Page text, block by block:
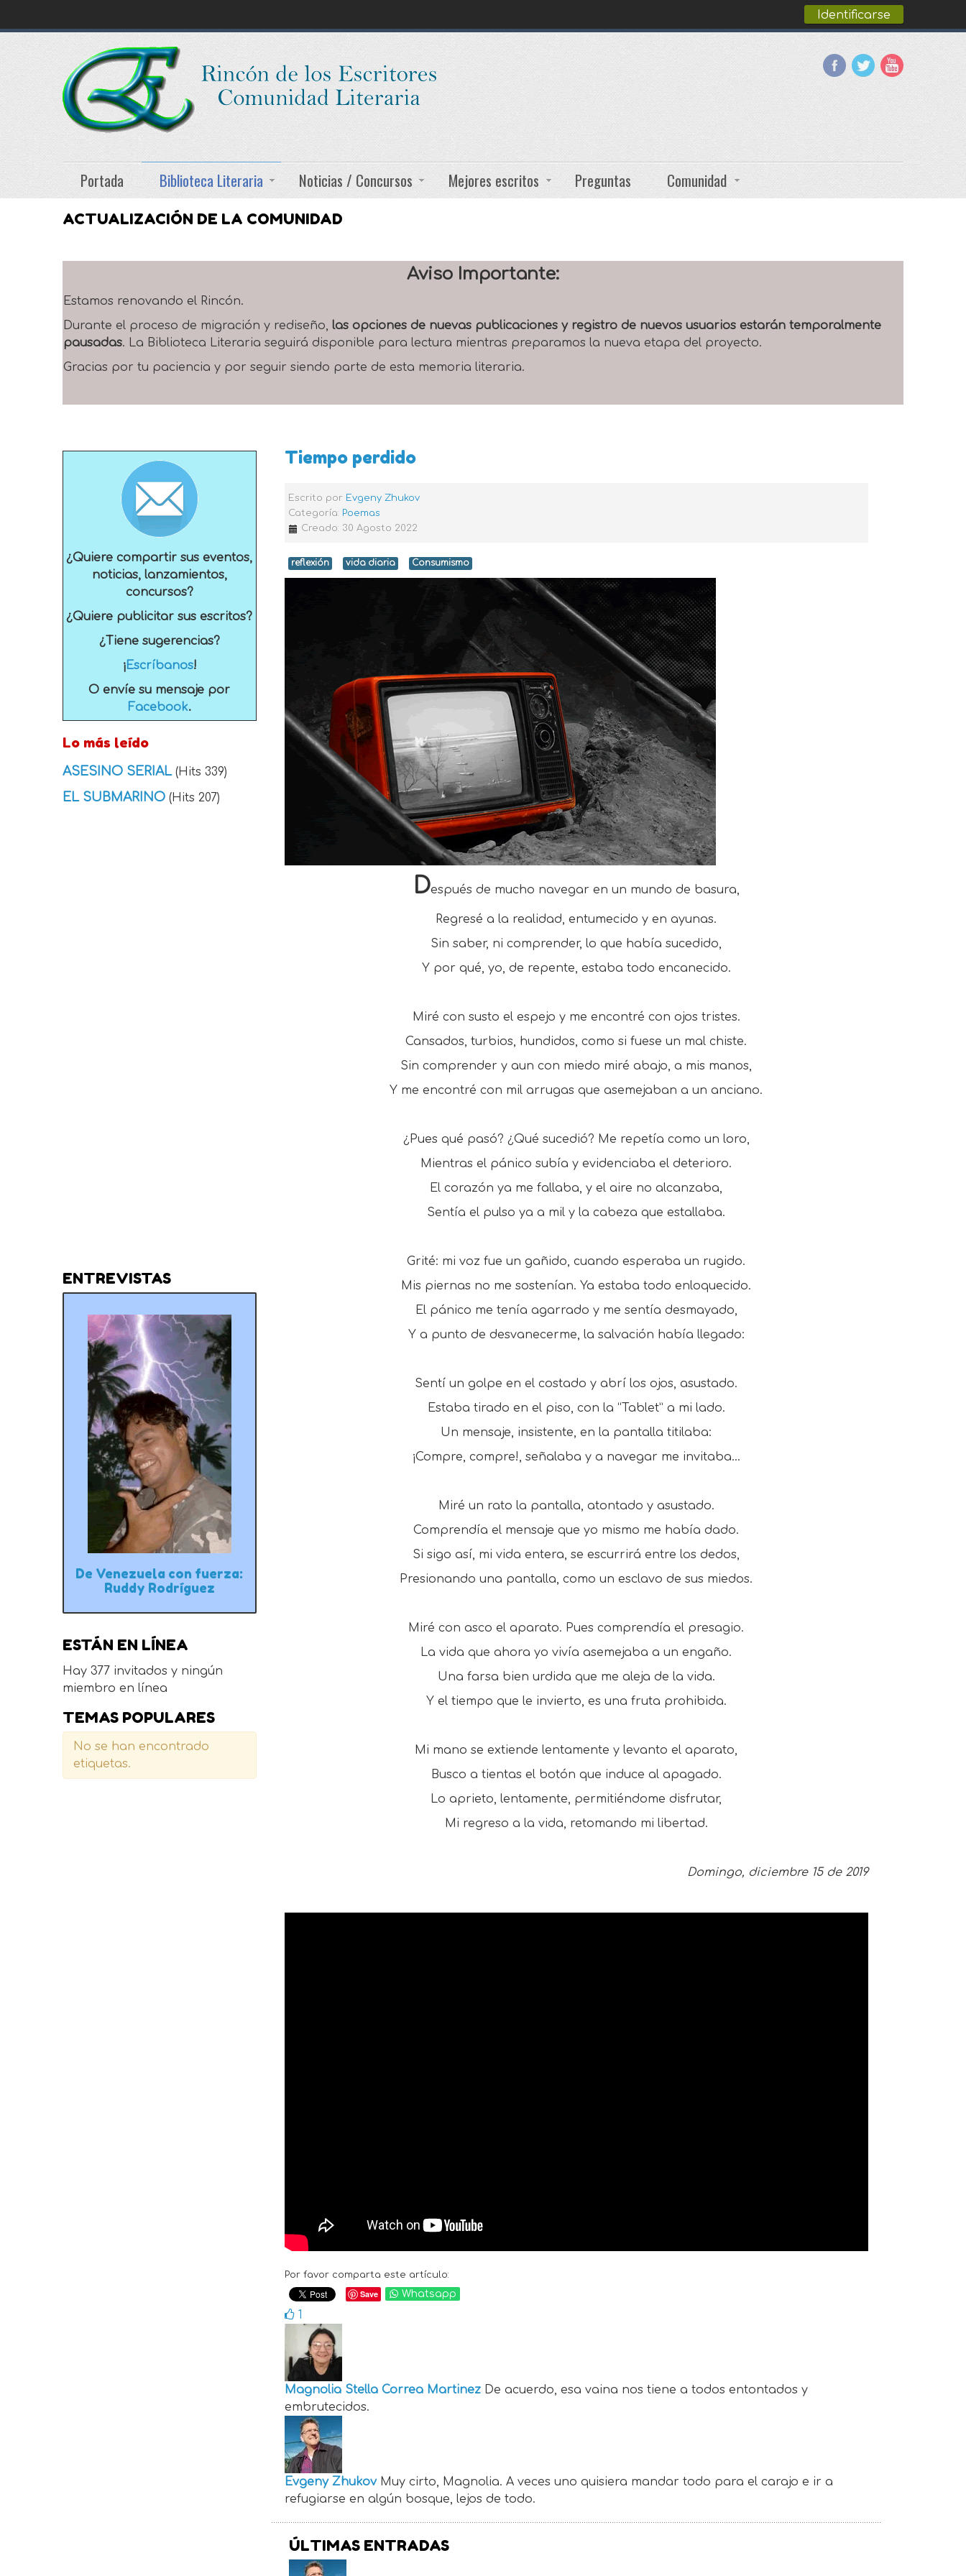
Identificarse
Portada Biblioteca Literaria Noticias / Concursos Mejores escritos Preguntas Comunidad
ACTUALIZACIÓN DE LA COMUNIDAD
Aviso Importante:
Estamos renovando el Rincón.
Durante el proceso de migración y rediseño, las opciones de nuevas publicaciones y registro de nuevos usuarios estarán temporalmente
pausadas. La Biblioteca Literaria seguirá disponible para lectura mientras preparamos la nueva etapa del proyecto.
Gracias por tu paciencia y por seguir siendo parte de esta memoria literaria.
Tiempo perdido
Escrito por Evgeny Zhukov
Categoría: Poemas
Creado: 30 Agosto 2022
reflexión vida diaria Consumismo
Después de mucho navegar en un mundo de basura,
Regresé a la realidad, entumecido y en ayunas.
Sin saber, ni comprender, lo que había sucedido,
Y por qué, yo, de repente, estaba todo encanecido.
Miré con susto el espejo y me encontré con ojos tristes.
Cansados, turbios, hundidos, como si fuese un mal chiste.
Sin comprender y aun con miedo miré abajo, a mis manos,
Y me encontré con mil arrugas que asemejaban a un anciano.
¿Pues qué pasó? ¿Qué sucedió? Me repetía como un loro,
Mientras el pánico subía y evidenciaba el deterioro.
El corazón ya me fallaba, y el aire no alcanzaba,
Sentía el pulso ya a mil y la cabeza que estallaba.
Grité: mi voz fue un gañido, cuando esperaba un rugido.
Mis piernas no me sostenían. Ya estaba todo enloquecido.
El pánico me tenía agarrado y me sentía desmayado,
Y a punto de desvanecerme, la salvación había llegado:
Sentí un golpe en el costado y abrí los ojos, asustado.
Estaba tirado en el piso, con la “Tablet” a mi lado.
Un mensaje, insistente, en la pantalla titilaba:
¡Compre, compre!, señalaba y a navegar me invitaba…
Miré un rato la pantalla, atontado y asustado.
Comprendía el mensaje que yo mismo me había dado.
Si sigo así, mi vida entera, se escurrirá entre los dedos,
Presionando una pantalla, como un esclavo de sus miedos.
Miré con asco el aparato. Pues comprendía el presagio.
La vida que ahora yo vivía asemejaba a un engaño.
Una farsa bien urdida que me aleja de la vida.
Y el tiempo que le invierto, es una fruta prohibida.
Mi mano se extiende lentamente y levanto el aparato,
Busco a tientas el botón que induce al apagado.
Lo aprieto, lentamente, permitiéndome disfrutar,
Mi regreso a la vida, retomando mi libertad.
Domingo, diciembre 15 de 2019
Por favor comparta este artículo:
Save Whatsapp
1
Magnolia Stella Correa Martinez De acuerdo, esa vaina nos tiene a todos entontados y
embrutecidos.
Evgeny ZhukovMuy cirto, Magnolia. A veces uno quisiera mandar todo para el carajo e ir a
refugiarse en algún bosque, lejos de todo.
ÚLTIMAS ENTRADAS
¿Quiere compartir sus eventos,
noticias, lanzamientos,
concursos?
¿Quiere publicitar sus escritos?
¿Tiene sugerencias?
¡Escríbanos!
O envíe su mensaje por
Facebook.
Lo más leído
ASESINO SERIAL (Hits 339)
EL SUBMARINO (Hits 207)
ENTREVISTAS
De Venezuela con fuerza:
Ruddy Rodríguez
ESTÁN EN LÍNEA
Hay 377 invitados y ningún
miembro en línea
TEMAS POPULARES
No se han encontrado
etiquetas.